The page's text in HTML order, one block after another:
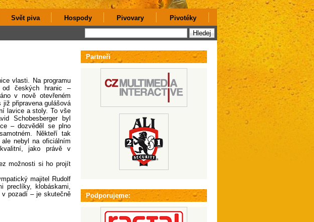
Svět piva Hospody Pivovary Pivotéky
vlasti. Na programu
od českých hranic –
v nově otevřeném
připravena gulášová
lavice a stoly. To vše
Schobesberger byl
– dozvěděl se plno
Někteří tak
nebyl na oficiálním
jako právě v
možnosti si ho projít
majitel Rudolf
preclíky, klobáskami,
v pozadí – je skutečně
Partneři
Podporujeme: